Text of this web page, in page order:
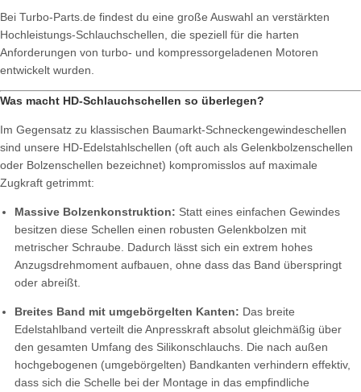
Bei Turbo-Parts.de findest du eine große Auswahl an verstärkten
Hochleistungs-Schlauchschellen, die speziell für die harten
Anforderungen von turbo- und kompressorgeladenen Motoren
entwickelt wurden.
Was macht HD-Schlauchschellen so überlegen?
Im Gegensatz zu klassischen Baumarkt-Schneckengewindeschellen
sind unsere HD-Edelstahlschellen (oft auch als Gelenkbolzenschellen
oder Bolzenschellen bezeichnet) kompromisslos auf maximale
Zugkraft getrimmt:
Massive Bolzenkonstruktion: Statt eines einfachen Gewindes
besitzen diese Schellen einen robusten Gelenkbolzen mit
metrischer Schraube. Dadurch lässt sich ein extrem hohes
Anzugsdrehmoment aufbauen, ohne dass das Band überspringt
oder abreißt.
Breites Band mit umgebörgelten Kanten: Das breite
Edelstahlband verteilt die Anpresskraft absolut gleichmäßig über
den gesamten Umfang des Silikonschlauchs. Die nach außen
hochgebogenen (umgebörgelten) Bandkanten verhindern effektiv,
dass sich die Schelle bei der Montage in das empfindliche